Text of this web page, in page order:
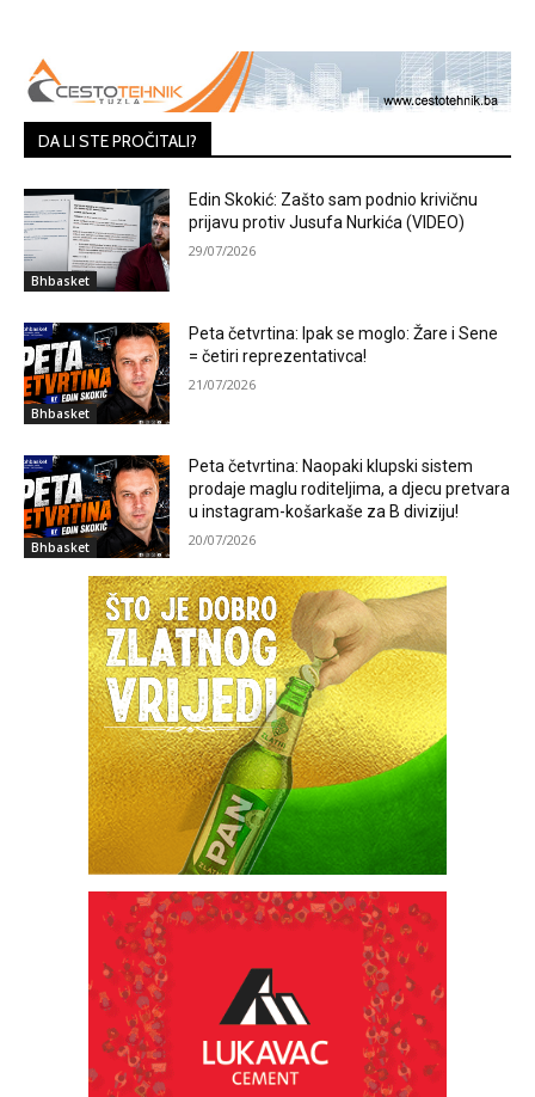
DA LI STE PROČITALI?
Bhbasket
Edin Skokić: Zašto sam podnio krivičnu
prijavu protiv Jusufa Nurkića (VIDEO)
29/07/2026
Bhbasket
Peta četvrtina: Ipak se moglo: Žare i Sene
= četiri reprezentativca!
21/07/2026
Bhbasket
Peta četvrtina: Naopaki klupski sistem
prodaje maglu roditeljima, a djecu pretvara
u instagram-košarkaše za B diviziju!
20/07/2026